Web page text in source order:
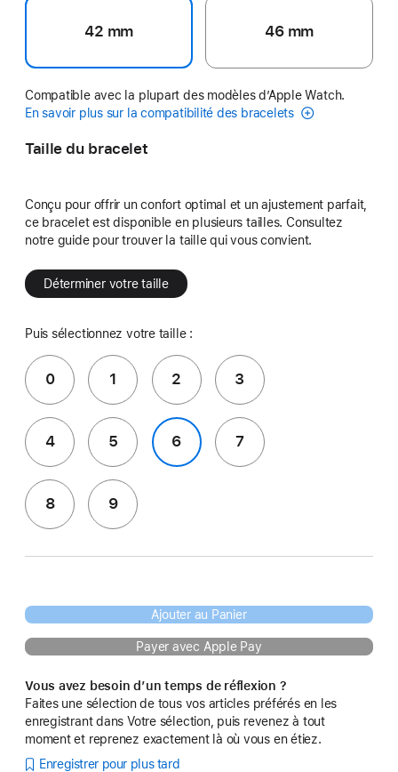
42 mm 46 mm
Compatible avec la plupart des modèles d’Apple Watch.
En savoir plus sur la compatibilité des bracelets
Taille du bracelet
Conçu pour offrir un confort optimal et un ajustement parfait,
ce bracelet est disponible en plusieurs tailles. Consultez
notre guide pour trouver la taille qui vous convient.
Déterminer votre taille
Puis sélectionnez votre taille :
0 1 2 3
4 5 6 7
8 9
Ajouter au Panier
Payer avec Apple Pay
Vous avez besoin d’un temps de réflexion ?
Faites une sélection de tous vos articles préférés en les
enregistrant dans Votre sélection, puis revenez à tout
moment et reprenez exactement là où vous en étiez.
Enregistrer pour plus tard